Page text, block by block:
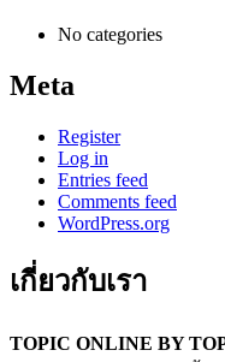
No categories
Meta
Register
Log in
Entries feed
Comments feed
WordPress.org
เกี่ยวกับเรา
TOPIC ONLINE BY